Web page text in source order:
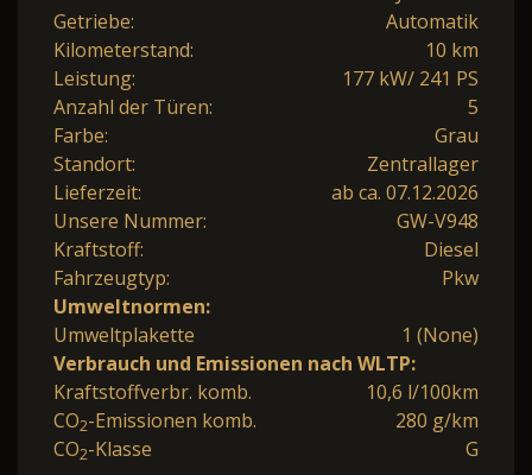
Getriebe:
Automatik
Kilometerstand:
10 km
Leistung:
177 kW/ 241 PS
Anzahl der Türen:
5
Farbe:
Grau
Standort:
Zentrallager
Lieferzeit:
ab ca. 07.12.2026
Unsere Nummer:
GW-V948
Kraftstoff:
Diesel
Fahrzeugtyp:
Pkw
Umweltnormen:
Umweltplakette
1 (None)
Verbrauch und Emissionen nach WLTP:
Kraftstoffverbr. komb.
10,6 l/100km
CO2-Emissionen komb.
280 g/km
CO2-Klasse G